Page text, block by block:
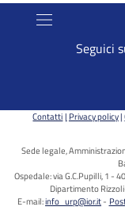
Seguici
Contatti Privacy policy
Sede legale,
Ospedale: via G.C.Pupilli, 1 -
Dipartimento
E-mail:info_urp@ior.it